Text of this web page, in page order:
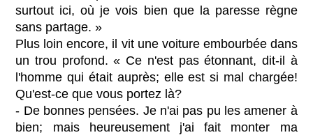
surtout ici, où je vois bien que la paresse règne
sans partage. »
Plus loin encore, il vit une voiture embourbée dans
un trou profond. « Ce n'est pas étonnant, dit-il à
l'homme qui était auprès; elle est si mal chargée!
Qu'est-ce que vous portez là?
- De bonnes pensées. Je n'ai pas pu les amener à
bien; mais heureusement j'ai fait monter ma